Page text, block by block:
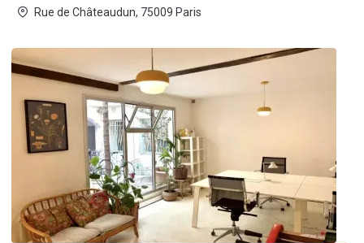
Rue de Châteaudun, 75009 Paris